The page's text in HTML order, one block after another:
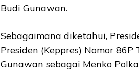
Budi Gunawan.
Sebagaimana diketahui,
Presiden (Keppres) Nomor
Gunawan sebagai Menko